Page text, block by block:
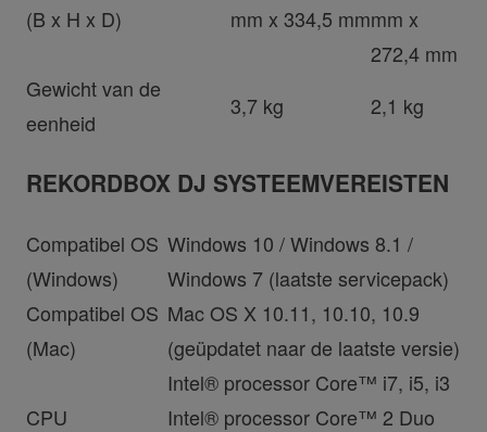
(B x H x D)
mm x 334,5 mmmm x
272,4 mm
Gewicht van de
eenheid
3,7 kg 2,1 kg
REKORDBOX DJ SYSTEEMVEREISTEN
Compatibel OS
(Windows)
Windows 10 / Windows 8.1 /
Windows 7 (laatste servicepack)
Compatibel OS
(Mac)
Mac OS X 10.11, 10.10, 10.9
(geüpdatet naar de laatste versie)
CPU
Intel® processor Core™ i7, i5, i3
Intel® processor Core™ 2 Duo